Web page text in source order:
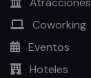
Coworking
Eventos
Hoteles